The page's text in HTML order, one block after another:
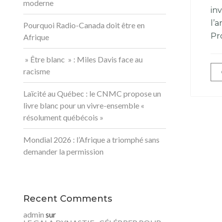
moderne
Pourquoi Radio-Canada doit être en
Afrique
» Être blanc » : Miles Davis face au
racisme
Laïcité au Québec : le CNMC propose un
livre blanc pour un vivre-ensemble «
résolument québécois »
Mondial 2026 : l’Afrique a triomphé sans
demander la permission
Recent Comments
admin sur